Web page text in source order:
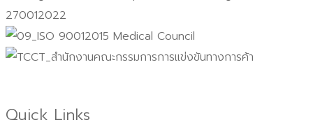
Quick Links